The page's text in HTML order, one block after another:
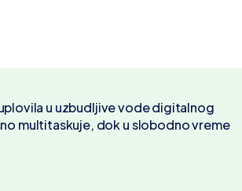
u uzbudljive vode digitalnog
multitaskuje, dok u slobodno vreme